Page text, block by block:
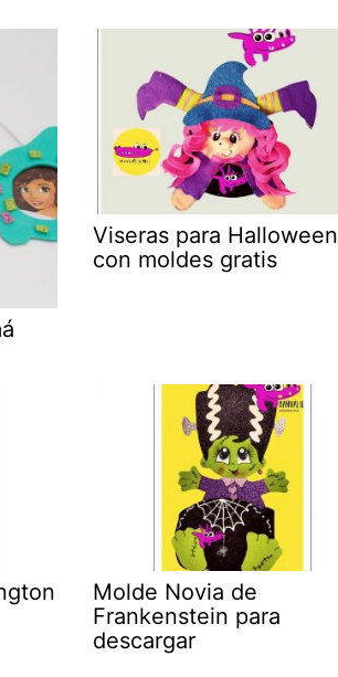
Viseras para Halloween
con moldes gratis
Molde Novia de
Frankenstein para
descargar